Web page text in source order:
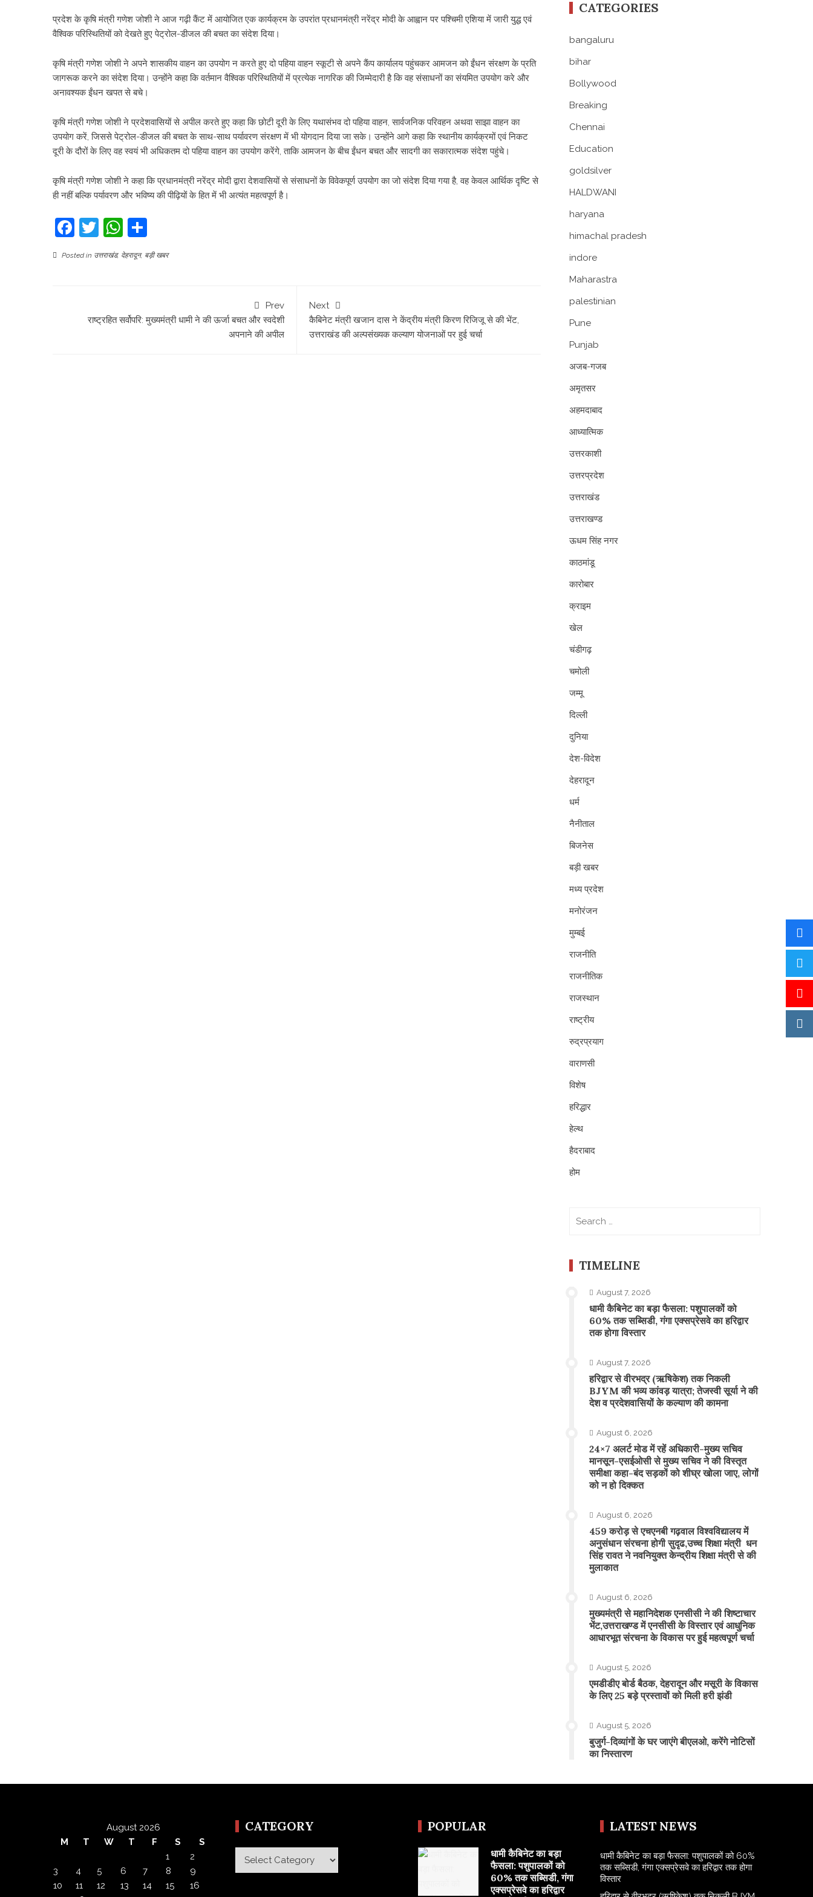
प्रदेश के कृषि मंत्री गणेश जोशी ने आज गढ़ी कैंट में आयोजित एक कार्यक्रम के उपरांत प्रधानमंत्री नरेंद्र मोदी के आह्वान पर पश्चिमी एशिया में जारी युद्ध एवं
वैश्विक परिस्थितियों को देखते हुए पेट्रोल-डीजल की बचत का संदेश दिया।
कृषि मंत्री गणेश जोशी ने अपने शासकीय वाहन का उपयोग न करते हुए दो पहिया वाहन स्कूटी से अपने कैंप कार्यालय पहुंचकर आमजन को ईंधन संरक्षण के प्रति
जागरूक करने का संदेश दिया। उन्होंने कहा कि वर्तमान वैश्विक परिस्थितियों में प्रत्येक नागरिक की जिम्मेदारी है कि वह संसाधनों का संयमित उपयोग करे और
अनावश्यक ईंधन खपत से बचे।
कृषि मंत्री गणेश जोशी ने प्रदेशवासियों से अपील करते हुए कहा कि छोटी दूरी के लिए यथासंभव दो पहिया वाहन, सार्वजनिक परिवहन अथवा साझा वाहन का
उपयोग करें, जिससे पेट्रोल-डीजल की बचत के साथ-साथ पर्यावरण संरक्षण में भी योगदान दिया जा सके। उन्होंने आगे कहा कि स्थानीय कार्यक्रमों एवं निकट
दूरी के दौरों के लिए वह स्वयं भी अधिकतम दो पहिया वाहन का उपयोग करेंगे, ताकि आमजन के बीच ईंधन बचत और सादगी का सकारात्मक संदेश पहुंचे।
कृषि मंत्री गणेश जोशी ने कहा कि प्रधानमंत्री नरेंद्र मोदी द्वारा देशवासियों से संसाधनों के विवेकपूर्ण उपयोग का जो संदेश दिया गया है, वह केवल आर्थिक दृष्टि से
ही नहीं बल्कि पर्यावरण और भविष्य की पीढ़ियों के हित में भी अत्यंत महत्वपूर्ण है।
Facebook
TwitterWhatsApp
Posted in उत्तराखंड, देहरादून, बड़ी खबर
Prev
राष्ट्रहित सर्वोपरि: मुख्यमंत्री धामी ने की ऊर्जा बचत और स्वदेशी
अपनाने की अपील
Next
कैबिनेट मंत्री खजान दास ने केंद्रीय मंत्री किरण रिजिजू से की भेंट,
उत्तराखंड की अल्पसंख्यक कल्याण योजनाओं पर हुई चर्चा
CATEGORIES
bangaluru
bihar
Bollywood
Breaking
Chennai
Education
goldsilver
HALDWANI
haryana
himachal pradesh
indore
Maharastra
palestinian
Pune
Punjab
अजब-गजब
अमृतसर
अहमदाबाद
आध्यात्मिक
उत्तरकाशी
उत्तरप्रदेश
उत्तराखंड
उत्तराखण्ड
ऊधम सिंह नगर
काठमांडू
कारोबार
क्राइम
खेल
चंडीगढ़
चमोली
जम्मू
दिल्ली
दुनिया
देश-विदेश
देहरादून
धर्म
नैनीताल
बिजनेस
बड़ी खबर
मध्य प्रदेश
मनोरंजन
मुम्बई
राजनीति
राजनीतिक
राजस्थान
राष्ट्रीय
रुद्रप्रयाग
वाराणसी
विशेष
हरिद्धार
हेल्थ
हैदराबाद
होम
TIMELINE
August 7, 2026
​धामी कैबिनेट का बड़ा फैसला: पशुपालकों को
60% तक सब्सिडी, गंगा एक्सप्रेसवे का हरिद्वार
तक होगा विस्तार
August 7, 2026
​हरिद्वार से वीरभद्र (ऋषिकेश) तक निकली
BJYM की भव्य कांवड़ यात्रा; तेजस्वी सूर्या ने की
देश व प्रदेशवासियों के कल्याण की कामना
August 6, 2026
24×7 अलर्ट मोड में रहें अधिकारी-मुख्य सचिव
मानसून-एसईओसी से मुख्य सचिव ने की विस्तृत
समीक्षा कहा-बंद सड़कों को शीघ्र खोला जाए, लोगों
को न हो दिक्कत
August 6, 2026
459 करोड़ से एचएनबी गढ़वाल विश्वविद्यालय में
अनुसंधान संरचना होगी सुदृढ,उच्च शिक्षा मंत्री धन
सिंह रावत ने नवनियुक्त केन्द्रीय शिक्षा मंत्री से की
मुलाकात
August 6, 2026
मुख्यमंत्री से महानिदेशक एनसीसी ने की शिष्टाचार
भेंट,उत्तराखण्ड में एनसीसी के विस्तार एवं आधुनिक
आधारभूत संरचना के विकास पर हुई महत्वपूर्ण चर्चा
August 5, 2026
एमडीडीए बोर्ड बैठक, देहरादून और मसूरी के विकास
के लिए 25 बड़े प्रस्तावों को मिली हरी झंडी
August 5, 2026
बुजुर्ग-दिव्यांगों के घर जाएंगे बीएलओ, करेंगे नोटिसों
का निस्तारण
August 2026
M
T W T F S
S
1
2
3
4 5 6 7 8
9
10
11 12 13 14 15
16
CATEGORY
Category
POPULAR
​धामी कैबिनेट का बड़ा
फैसला: पशुपालकों को
60% तक सब्सिडी, गंगा
एक्सप्रेसवे का हरिद्वार
LATEST NEWS
​धामी कैबिनेट का बड़ा फैसला: पशुपालकों को 60%
तक सब्सिडी, गंगा एक्सप्रेसवे का हरिद्वार तक होगा
विस्तार